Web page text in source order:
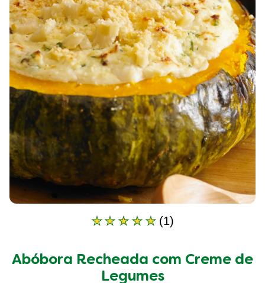
A
deste
Abóbora
(1)
Abóbora Recheada com Creme de
Legumes